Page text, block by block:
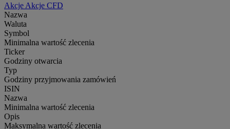
Akcje Akcje CFD
Nazwa
Waluta
Symbol
Minimalna wartość zlecenia
Ticker
Godziny otwarcia
Typ
Godziny przyjmowania zamówień
ISIN
Nazwa
Minimalna wartość zlecenia
Opis
Maksymalna wartość zlecenia